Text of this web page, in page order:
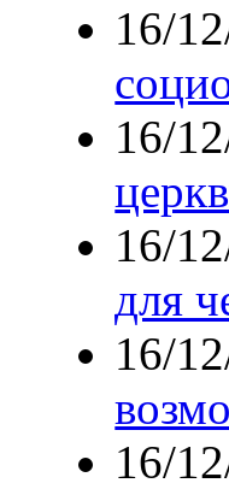
16/
16/
16/
для
16/
16/